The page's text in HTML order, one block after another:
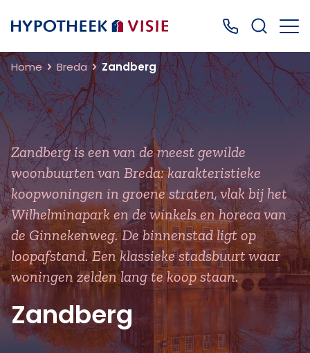
Terug naar home Bel ons: 0499
Home Breda Zandberg
Zandberg is een van de meest gewilde
woonbuurten van Breda: karakteristieke
koopwoningen in groene straten, vlak bij het
Wilhelminapark en de winkels en horeca van
de Ginnekenweg. De binnenstad ligt op
loopafstand. Een klassieke stadsbuurt waar
woningen zelden lang te koop staan.
Zandberg